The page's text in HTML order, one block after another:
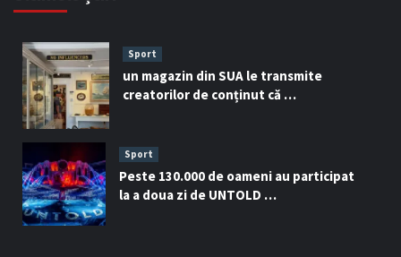
Sport
un magazin din SUA le transmite
creatorilor de conținut că …
Sport
Peste 130.000 de oameni au participat
la a doua zi de UNTOLD …